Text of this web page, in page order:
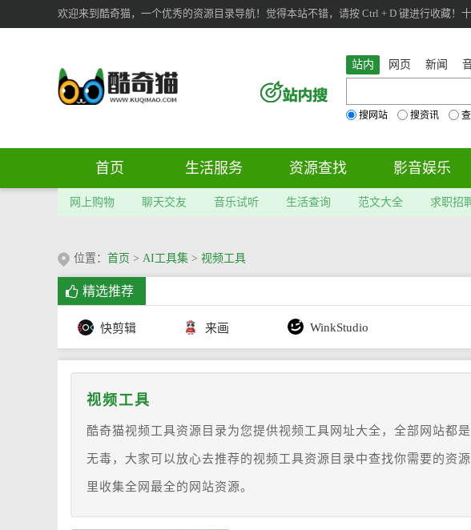
欢迎来到酷奇猫，一个优秀的资源目录导航！觉得本站不错，请按 Ctrl + D 键进行收藏！
站内 网页 新闻
搜网站 搜资讯
首页 生活服务 资源查找 影音娱乐
网上购物 聊天交友 音乐试听 生活查询 范文大全 求职招
位置： 首页 > AI工具集 > 视频工具
精选推荐
快剪辑 来画 WinkStudio
视频工具
酷奇猫视频工具资源目录为您提供视频工具网址大全，全部网站都
无毒，大家可以放心去推荐的视频工具资源目录中查找你需要的资
里收集全网最全的网站资源。